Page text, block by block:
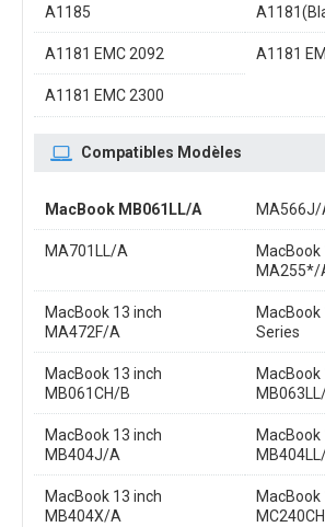
A1185
A1181 EMC 2092 A1181
A1181 EMC 2300
Compatibles Modèles
MacBook MB061LL/A MA566J/
MA701LL/A
MacBook
MA255*/
MacBook 13 inch
MA472F/A
MacBook
Series
MacBook 13 inch
MB061CH/B
MacBook
MacBook 13 inch
MB404J/A
MacBook
MacBook 13 inch
MB404X/A
MacBook